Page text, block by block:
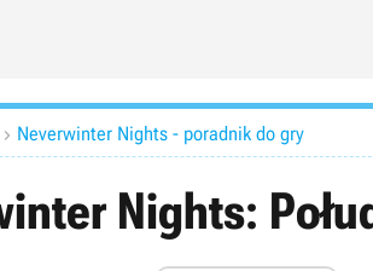
 Neverwinter Nights - poradnik do gry
Nights: